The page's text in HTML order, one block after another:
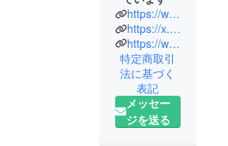
https://www.instagram.com/waseda_sazanami/
https://x.com/waseda_sazanami
https://www.youtube.com/channel/UCQLgx_KryboqWoC2bKZnQmQ
特定商取引
法に基づく
表記
メッセー
ジを送る